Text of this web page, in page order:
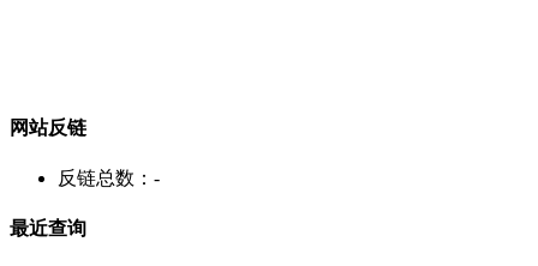
网站反链
反链总数： -
最近查询